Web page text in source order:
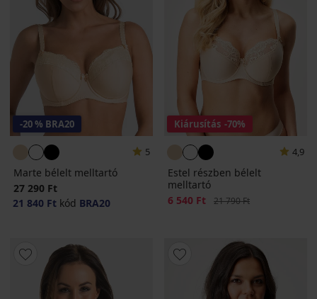
-20 % BRA20
5
Marte bélelt melltartó
27 290 Ft
21 840 Ft kód BRA20
Kiárusítás -70%
4,9
Estel részben bélelt
melltartó
Kedvezmény
6 540 Ft Eredeti ár
21 790 Ft